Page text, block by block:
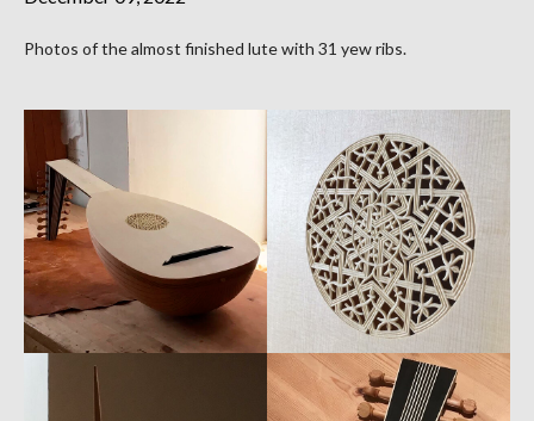
Photos of the almost finished lute with 31 yew ribs.